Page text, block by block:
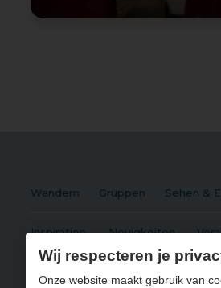
Wandern Gruppen Sehen &
Inspiration Neuigkeiten
Wij respecteren je
Onze website maakt gebruik van